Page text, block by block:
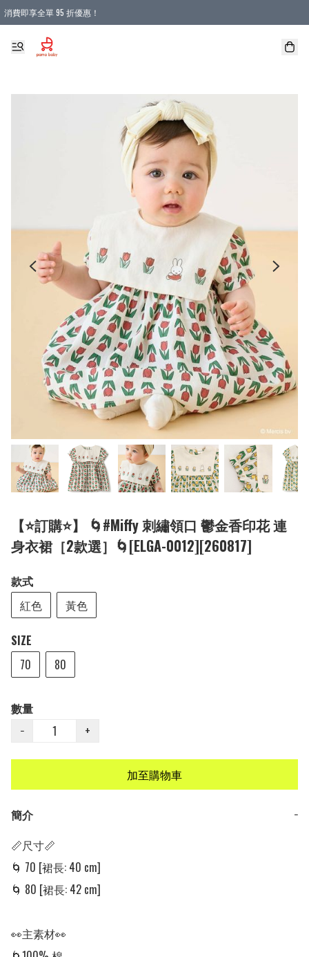
消費即享全單 95 折優惠！
購物滿 HKD 900.00即享免運費優惠！（適用於 本地送貨、本地取貨 )
【⭐訂購⭐】 🌀#Miffy 刺繡領口 鬱金香印花 連
身衣裙［2款選］🌀[ELGA-0012][260817]
款式
紅色
黃色
SIZE
70
80
數量
−
+
加至購物車
簡介
−
📏尺寸📏
🌀 70 [裙長: 40 cm]
🌀 80 [裙長: 42 cm]
👀主素材👀